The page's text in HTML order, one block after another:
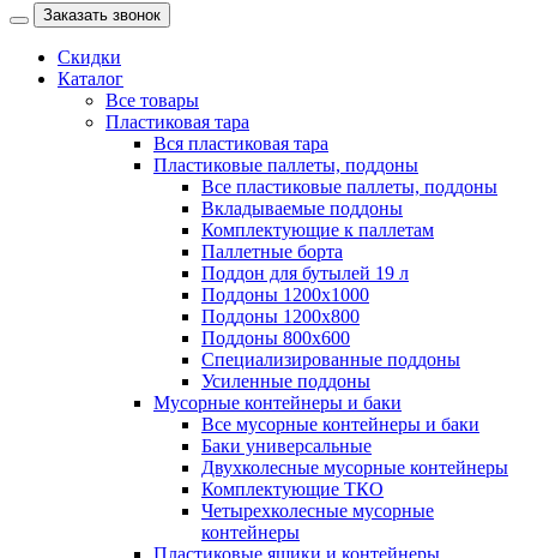
Заказать звонок
Скидки
Каталог
Все товары
Пластиковая тара
Вся пластиковая тара
Пластиковые паллеты, поддоны
Все пластиковые паллеты, поддоны
Вкладываемые поддоны
Комплектующие к паллетам
Паллетные борта
Поддон для бутылей 19 л
Поддоны 1200х1000
Поддоны 1200х800
Поддоны 800х600
Специализированные поддоны
Усиленные поддоны
Мусорные контейнеры и баки
Все мусорные контейнеры и баки
Баки универсальные
Двухколесные мусорные контейнеры
Комплектующие ТКО
Четырехколесные мусорные
контейнеры
Пластиковые ящики и контейнеры